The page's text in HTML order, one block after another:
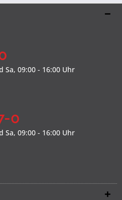
Sa, 09:00 - 16:00 Uhr
0
Sa, 09:00 - 16:00 Uhr